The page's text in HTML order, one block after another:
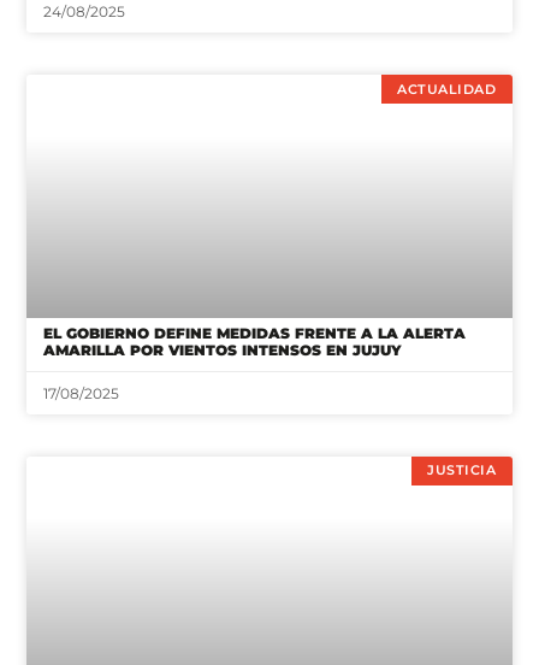
24/08/2025
ACTUALIDAD
EL GOBIERNO DEFINE MEDIDAS FRENTE A LA ALERTA
AMARILLA POR VIENTOS INTENSOS EN JUJUY
17/08/2025
JUSTICIA